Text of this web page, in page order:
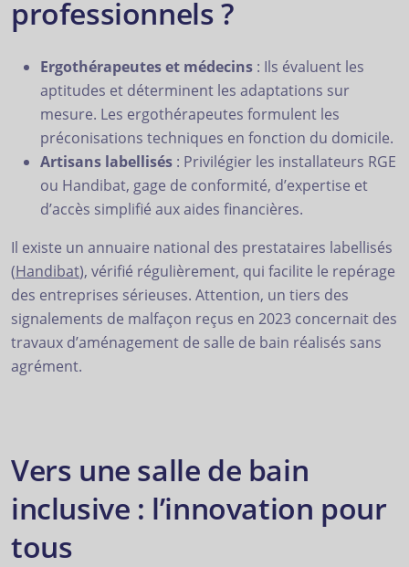
professionnels ?
Ergothérapeutes et médecins : Ils évaluent les
aptitudes et déterminent les adaptations sur
mesure. Les ergothérapeutes formulent les
préconisations techniques en fonction du domicile.
Artisans labellisés : Privilégier les installateurs RGE
ou Handibat, gage de conformité, d’expertise et
d’accès simplifié aux aides financières.
Il existe un annuaire national des prestataires labellisés
(Handibat), vérifié régulièrement, qui facilite le repérage
des entreprises sérieuses. Attention, un tiers des
signalements de malfaçon reçus en 2023 concernait des
travaux d’aménagement de salle de bain réalisés sans
agrément.
Vers une salle de bain
inclusive : l’innovation pour
tous